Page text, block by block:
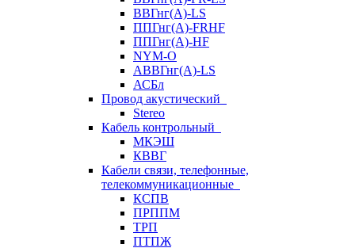
ВВГнг(А)-LS
ППГнг(А)-FRHF
ППГнг(А)-HF
NYM-O
АВВГнг(А)-LS
АСБл
Провод акустический
Stereo
Кабель контрольный
МКЭШ
КВВГ
Кабели связи, телефонные,
телекоммуникационные
КСПВ
ПРППМ
ТРП
ПТПЖ